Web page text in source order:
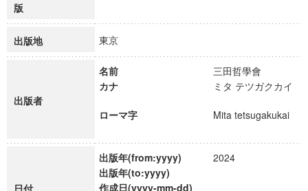
版
出版地 東京
出版者
名前
三田哲學會
カナ
ミタ テツガクカイ
ローマ字 Mita tetsugakukai
日付
出版年(from:yyyy)
2024
出版年(to:yyyy)
作成日(yyyy-mm-dd)